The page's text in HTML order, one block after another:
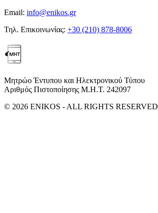
Email: info@enikos.gr
Τηλ. Επικοινωνίας: +30 (210) 878-8006
Μητρώο Έντυπου και Ηλεκτρονικού Τύπου
Αριθμός Πιστοποίησης Μ.Η.Τ. 242097
© 2026 ENIKOS - ALL RIGHTS RESERVED